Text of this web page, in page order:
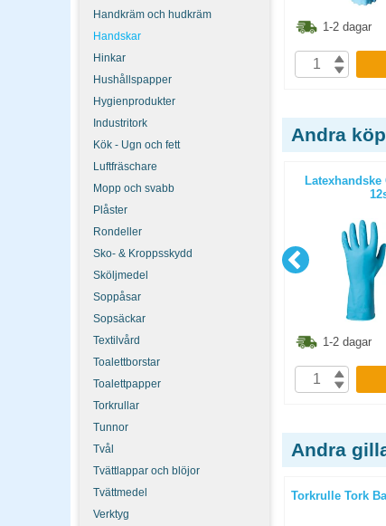
Handkräm och hudkräm
Handskar
Hinkar
Hushållspapper
Hygienprodukter
Industritork
Kök - Ugn och fett
Luftfräschare
Mopp och svabb
Plåster
Rondeller
Sko- & Kroppsskydd
Sköljmedel
Soppåsar
Sopsäckar
Textilvård
Toalettborstar
Toalettpapper
Torkrullar
Tunnor
Tvål
Tvättlappar och blöjor
Tvättmedel
Verktyg
1-2 dagar
Andra
Mapp A4 PP 0,12 grön 10st/fp
1-2 dagar 1-2 dagar
Andra
Skurmedel Cif Cream Original
Torkrulle Tork